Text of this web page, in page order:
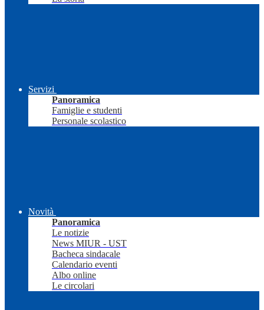
Servizi
Panoramica
Famiglie e studenti
Personale scolastico
Novità
Panoramica
Le notizie
News MIUR - UST
Bacheca sindacale
Calendario eventi
Albo online
Le circolari